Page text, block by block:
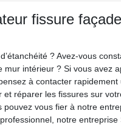
fissure
? Avez-vous
mur intérieur ? Si vous avez
à contacter rapidement
et réparer les fissures sur
pouvez vous fier à notre
notre entreprise